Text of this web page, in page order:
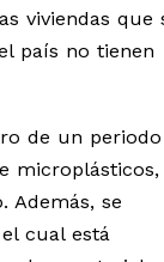
viviendas que
país no tienen
de un periodo
microplásticos,
Además, se
cual está